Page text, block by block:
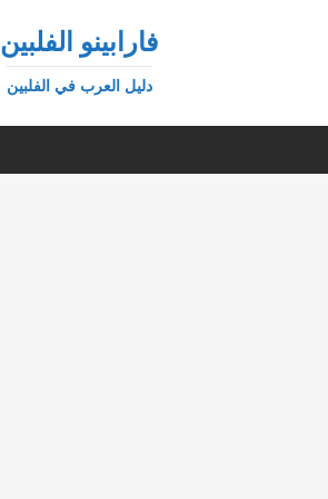
فارابينو الفلبين
دليل العرب في الفلبين